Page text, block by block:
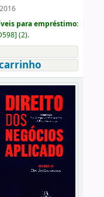
para empréstimo:
] (2).